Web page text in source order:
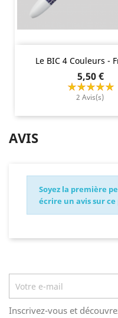
Le BIC 4 Couleurs -
Prix
5,50 €
2 Avis(s)
AVIS
Soyez la première
écrire un avis sur
Inscrivez-vous et